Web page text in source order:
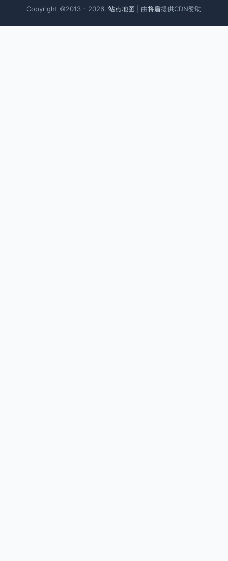
Copyright ©2013 - 2026. 站点地图 | 由将盾提供CDN赞助